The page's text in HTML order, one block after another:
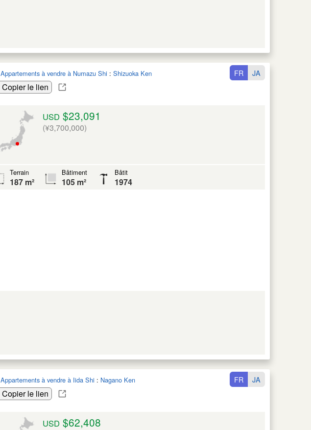
Appartements à vendre à Numazu Shi : Shizuoka Ken
Copier le lien
FR JA
USD $23,091
(¥3,700,000)
Terrain
187 m²
Bâtiment
105 m²
Bâtit
1974
Appartements à vendre à Iida Shi : Nagano Ken
Copier le lien
FR JA
USD $62,408